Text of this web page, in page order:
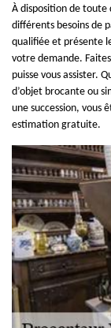
À disposition de
différents besoins de
qualifiée et présente
votre demande.
puisse vous assister.
d’objet brocante ou
une succession, vous
estimation gratuite.